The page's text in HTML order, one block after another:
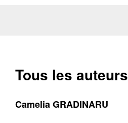
Tous les auteurs
Camelia GRADINARU